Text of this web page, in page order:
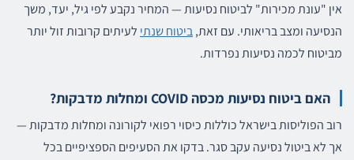
אין "עונת מכירות" לביטוח נסיעות — המחיר נקבע לפי גיל, יעד, משך
הנסיעה ומצב בריאותי. עם זאת,ביטוח שנתי לעיתים קרובות זול יותר
מביטוח לכמה נסיעות נפרדות.
האם ביטוח נסיעות מכסה COVID ומחלות מדבקות?
רוב הפוליסות בישראל כוללות כיסוי רפואי לקורונה ומחלות מדבקות —
אך לא ביטול נסיעה עקב סגר. בדקו את הסעיפים הספציפיים בכל